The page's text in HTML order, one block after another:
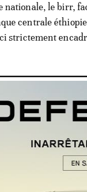
nationale, le birr,
centrale
strictement
majeure
à
intervient dans
âprement
(FMI), sur fond